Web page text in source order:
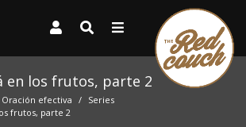
en los frutos, parte 2
Oración efectiva
Series
frutos, parte 2